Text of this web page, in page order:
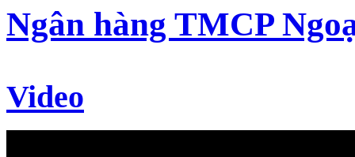
Ngân hàng TMCP
Video